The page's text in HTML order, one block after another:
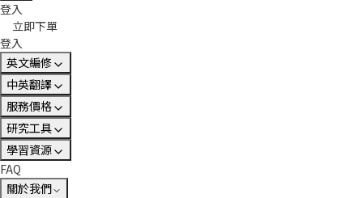
登入
立即下單
登入
英文編修
中英翻譯
服務價格
研究工具
學習資源
FAQ
關於我們